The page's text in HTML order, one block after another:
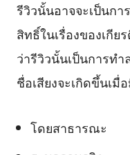
รีวิวนั้นอาจจะเป็นกา
สิทธิ์ในเรื่องของเกี
ว่ารีวิวนั้นเป็นการทำ
ชื่อเสียงจะเกิดขึ้นเมื่
โดยสาธารณะ